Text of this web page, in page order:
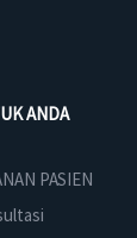
ANDA
PASIEN